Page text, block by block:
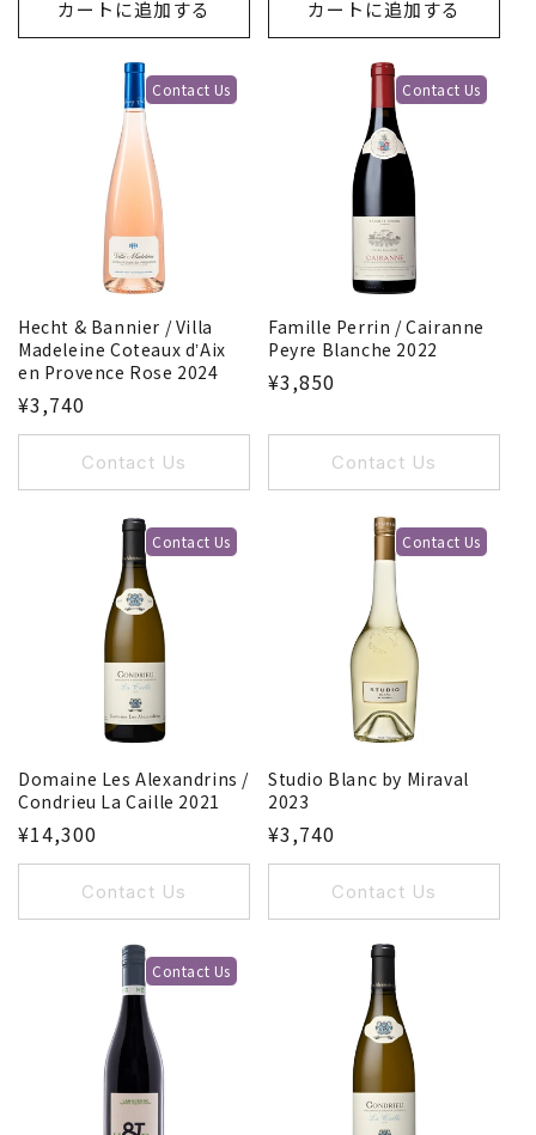
カートに追加する カートに追加する
Contact Us
Hecht & Bannier / Villa
Madeleine Coteaux dʼAix
en Provence Rose 2024
¥3,740
Contact Us
Contact Us
Famille Perrin / Cairanne
Peyre Blanche 2022
¥3,850
Contact Us
Contact Us
Domaine Les Alexandrins /
Condrieu La Caille 2021
¥14,300
Contact Us
Contact Us
Studio Blanc by Miraval
2023
¥3,740
Contact Us
Contact Us